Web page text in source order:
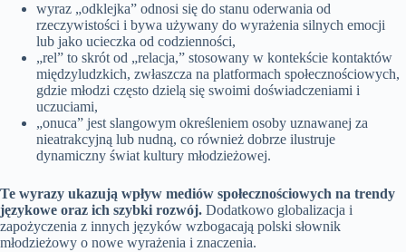
wyraz „odklejka” odnosi się do stanu oderwania od
rzeczywistości i bywa używany do wyrażenia silnych emocji
lub jako ucieczka od codzienności,
„rel” to skrót od „relacja,” stosowany w kontekście kontaktów
międzyludzkich, zwłaszcza na platformach społecznościowych,
gdzie młodzi często dzielą się swoimi doświadczeniami i
uczuciami,
„onuca” jest slangowym określeniem osoby uznawanej za
nieatrakcyjną lub nudną, co również dobrze ilustruje
dynamiczny świat kultury młodzieżowej.
Te wyrazy ukazują wpływ mediów społecznościowych na trendy
językowe oraz ich szybki rozwój. Dodatkowo globalizacja i
zapożyczenia z innych języków wzbogacają polski słownik
młodzieżowy o nowe wyrażenia i znaczenia.